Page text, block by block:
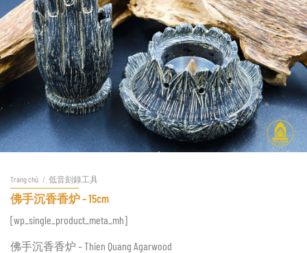
Trang chủ / 低音刻錄工具
佛手沉香香炉 – 15cm
[wp_single_product_meta_mh]
佛手沉香香炉 – Thien Quang Agarwood